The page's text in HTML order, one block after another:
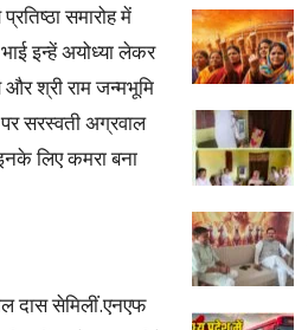
समारोह में
इन्हें अयोध्या लेकर
श्री राम जन्मभूमि
सरस्वती अग्रवाल
लिए कमरा बना
दास सेमिलीं.एनएफ